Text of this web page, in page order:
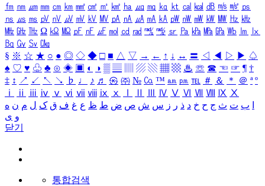
㎙ ㎚ ㎛ ㎜ ㎝ ㎞ ㎟ ㎠ ㎡ ㎢ ㏊ ㎍ ㎎ ㎏ ㏏ ㎈ ㎉ ㏈ ㎧ ㎨ ㎰
㎱ ㎲ ㎳ ㎴ ㎵ ㎶ ㎷ ㎸ ㎹ ㎀ ㎁ ㎂ ㎃ ㎄ ㎺ ㎻ ㎽ ㎾ ㎿ ㎐ ㎑
㎒ ㎓ ㎔ Ω ㏀ ㏁ ㎊ ㎋ ㎌ ㏖ ㏅ ㎭ ㎮ ㎯ ㏛ ㎩ ㎪ ㎫ ㎬ ㏝ ㏐
㏓
㏃ ㏉ ㏜ ㏆
§ ※ ☆ ★ ○ ● ◎ ◇ ◆ □ ■ △ ▽ → ← ↑ ↓ ↔ 〓 ◁ ◀ ▷ ▶ ♤
♠ ♡ ♥ ♧ ♣ ⊙ ◈ ▣ ◐ ◑ ▒ ▤ ▨ ▧ ▦ ▩ ♨ ☏ ☎ ☜ ☞ ¶ †
‡ ↕ ↗ ↙ ↖ ↘ ♭ ♩ ♪ ♬ ㉿ ㈜ № ㏇ ™ ㏂ ㏘ ℡ ＃ ＆ ＊ ＠ ª º
ⅰ
ⅱ ⅲ ⅳ ⅴ ⅵ ⅶ ⅷ ⅸ ⅹ Ⅳ Ⅴ Ⅵ Ⅶ Ⅷ Ⅸ Ⅹ
ب ت ث ج ح خ د ذ ر ز س ش ص ض ط ظ ع غ ف ق ک ل م ن ه
و ی
닫기
통합검색